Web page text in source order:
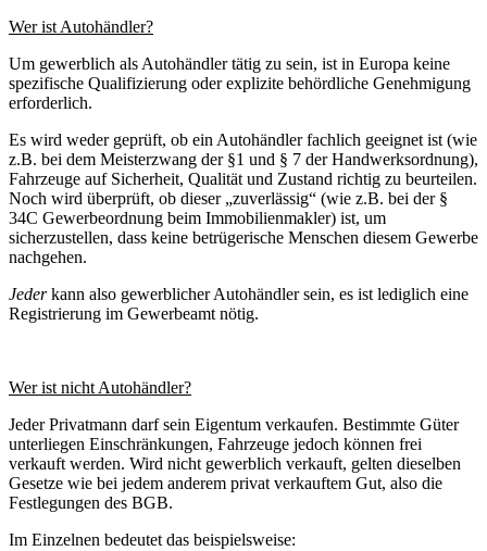
Wer ist Autohändler?
Um gewerblich als Autohändler tätig zu sein, ist in Europa keine
spezifische Qualifizierung oder explizite behördliche Genehmigung
erforderlich.
Es wird weder geprüft, ob ein Autohändler fachlich geeignet ist (wie
z.B. bei dem Meisterzwang der §1 und § 7 der Handwerksordnung),
Fahrzeuge auf Sicherheit, Qualität und Zustand richtig zu beurteilen.
Noch wird überprüft, ob dieser „zuverlässig“ (wie z.B. bei der §
34C Gewerbeordnung beim Immobilienmakler) ist, um
sicherzustellen, dass keine betrügerische Menschen diesem Gewerbe
nachgehen.
Jederkann also gewerblicher Autohändler sein, es ist lediglich eine
Registrierung im Gewerbeamt nötig.
Wer ist nicht Autohändler?
Jeder Privatmann darf sein Eigentum verkaufen. Bestimmte Güter
unterliegen Einschränkungen, Fahrzeuge jedoch können frei
verkauft werden. Wird nicht gewerblich verkauft, gelten dieselben
Gesetze wie bei jedem anderem privat verkauftem Gut, also die
Festlegungen des BGB.
Im Einzelnen bedeutet das beispielsweise: